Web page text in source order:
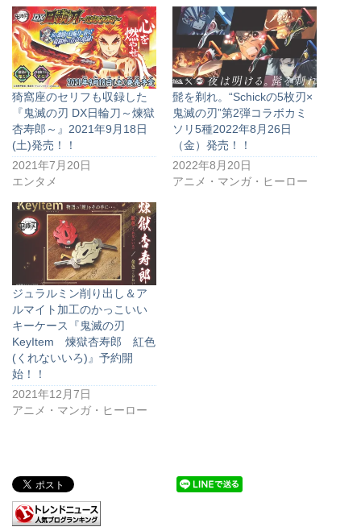
猗窩座のセリフも収録した
『鬼滅の刃 DX日輪刀～煉獄
杏寿郎～』2021年9月18日
(土)発売！！
2021年7月20日
エンタメ
髭を剃れ。“Schickの5枚刃×
鬼滅の刃”第2弾コラボカミ
ソリ5種2022年8月26日
（金）発売！！
2022年8月20日
アニメ・マンガ・ヒーロー
ジュラルミン削り出し＆ア
ルマイト加工のかっこいい
キーケース『鬼滅の刃
KeyItem 煉獄杏寿郎 紅色
(くれないいろ)』予約開
始！！
2021年12月7日
アニメ・マンガ・ヒーロー